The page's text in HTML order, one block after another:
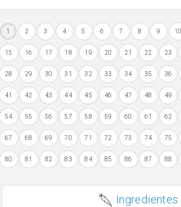
1 2 3 4 5 6 7 8 9 10
15 16 17 18 19 20 21 22 23
28 29 30 31 32 33 34 35 36
41 42 43 44 45 46 47 48 49
54 55 56 57 58 59 60 61 62
67 68 69 70 71 72 73 74 75
80 81 82 83 84 85 86 87 88
Ingredientes